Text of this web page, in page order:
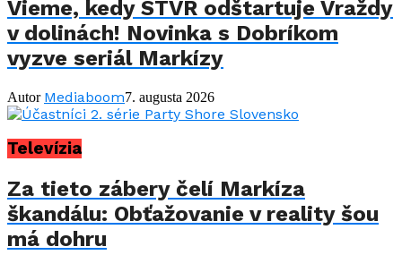
Vieme, kedy STVR odštartuje Vraždy
v dolinách! Novinka s Dobríkom
vyzve seriál Markízy
Autor Mediaboom7. augusta 2026
Televízia
Za tieto zábery čelí Markíza
škandálu: Obťažovanie v reality šou
má dohru